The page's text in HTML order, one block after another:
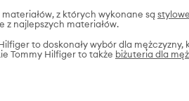
z których wykonane są
z najlepszych materiałów.
to doskonały wybór dla
Tommy Hilfiger to także biżuteria dla